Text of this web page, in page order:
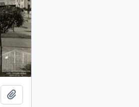
Adicionar a área de transferência